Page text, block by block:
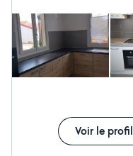
Voir le profil